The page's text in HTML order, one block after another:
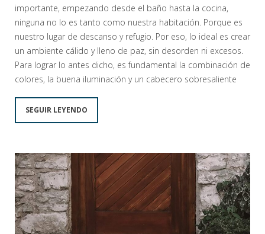
importante, empezando desde el baño hasta la cocina,
ninguna no lo es tanto como nuestra habitación. Porque es
nuestro lugar de descanso y refugio. Por eso, lo ideal es crear
un ambiente cálido y lleno de paz, sin desorden ni excesos.
Para lograr lo antes dicho, es fundamental la combinación de
colores, la buena iluminación y un cabecero sobresaliente
SEGUIR LEYENDO